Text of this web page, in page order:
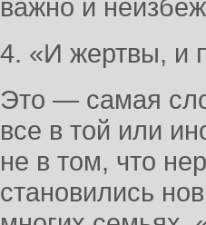
важно и
4. «И жертвы, и
Это — самая
все в той или
не в том, что
становились